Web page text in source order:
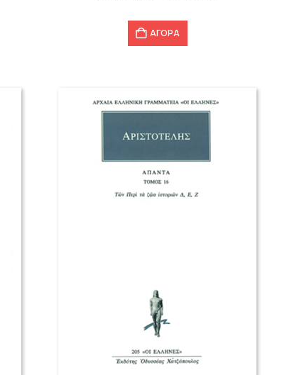
ΑΓΟΡΑ